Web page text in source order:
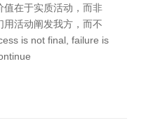
值在于实质活动，而非
活动阐发我方，而不
is not final, failure is